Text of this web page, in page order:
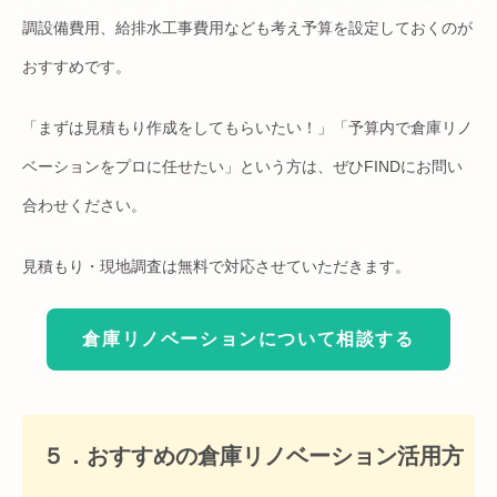
調設備費用、給排水工事費用なども考え予算を設定しておくのが
おすすめです。
「まずは見積もり作成をしてもらいたい！」「予算内で倉庫リノ
ベーションをプロに任せたい」という方は、ぜひFINDにお問い
合わせください。
見積もり・現地調査は無料で対応させていただきます。
倉庫リノベーションについて相談する
５．おすすめの倉庫リノベーション活用方